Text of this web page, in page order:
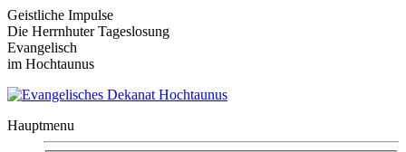
Geistliche Impulse
Die Herrnhuter Tageslosung
Evangelisch
im Hochtaunus
Hauptmenu